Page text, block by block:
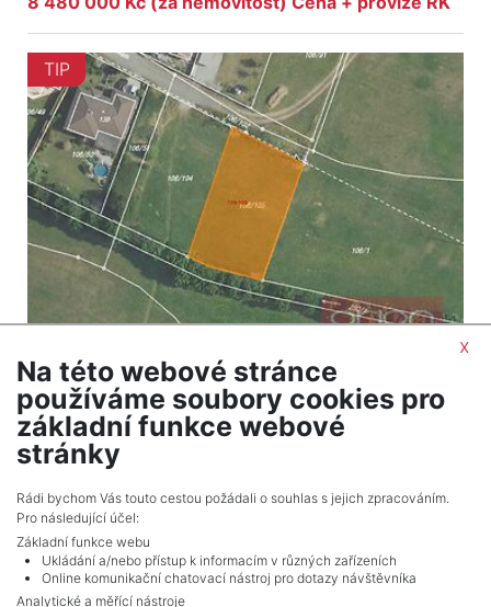
TIP
Pozemek na prodej / stavební parcely / 1074 m
Sudovice - Nový Knín
5 608 350 Kč (za nemovitost) Cena cena
zahrnuje DPH
x
Na této webové stránce
používáme soubory cookies pro
základní funkce webové
stránky
Rádi bychom Vás touto cestou požádali o souhlas s jejich zpracováním.
Pro následující účel:
Základní funkce webu
Ukládání a/nebo přístup k informacím v různých zařízeních
Online komunikační chatovací nástroj pro dotazy návštěvníka
Analytické a měřící nástroje